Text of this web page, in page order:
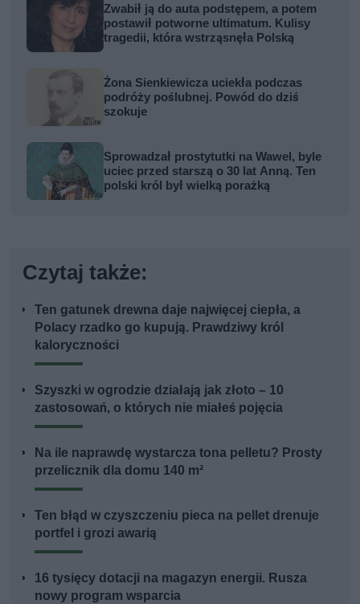
Zwabił ją do auta podstępem, a potem
postawił potworne ultimatum. Kulisy
tragedii, która wstrząsnęła Polską
Żona Sienkiewicza uciekła podczas
podróży poślubnej. Powód do dziś
szokuje
Sprowadzał prostytutki na Wawel, byle
uciec przed starszą o 30 lat Anną. Ten
polski król był wielką porażką
Czytaj także:
Ten gatunek drewna daje najwięcej ciepła, a
Polacy rzadko go kupują. Prawdziwy król
kaloryczności
Szyszki w ogrodzie działają jak złoto – 10
zastosowań, o których nie miałeś pojęcia
Na ile naprawdę wystarcza tona pelletu? Prosty
przelicznik dla domu 140 m²
Ten błąd w czyszczeniu pieca na pellet drenuje
portfel i grozi awarią
16 tysięcy dotacji na magazyn energii. Rusza
nowy program wsparcia